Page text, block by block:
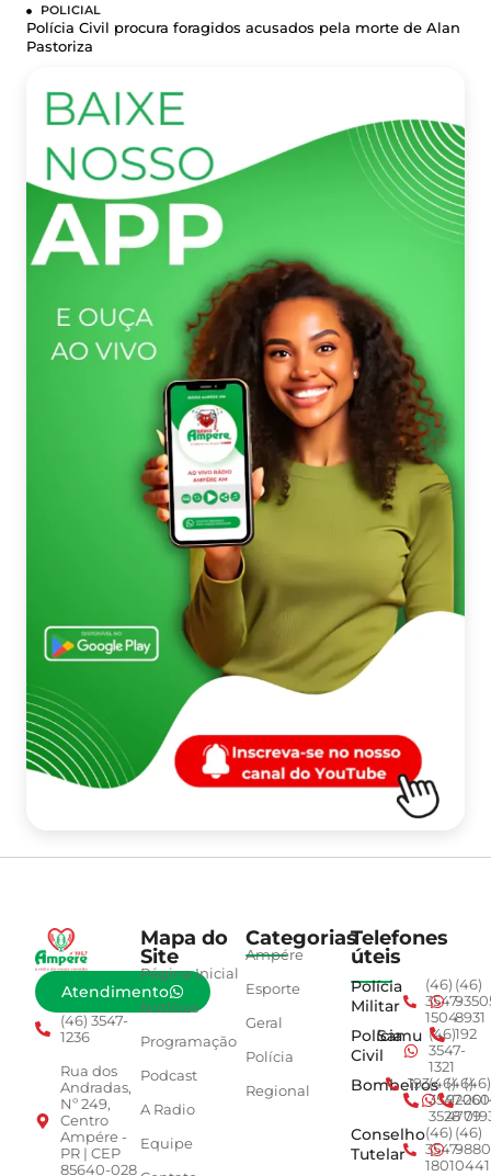
POLICIAL
Polícia Civil procura foragidos acusados pela morte de Alan
Pastoriza
Atendimento
(46) 3547-
1236
Rua dos
Andradas,
Nº 249,
Centro
Ampére -
PR | CEP
85640-028
Mapa do
Site
Página Inicial
Notícias
Programação
Podcast
A Radio
Equipe
Categorias
Ampére
Esporte
Geral
Polícia
Regional
Telefones
úteis
Polícia
Militar
(46)
3547-
1504
(46)
8931
Polícia
Civil
Samu (46)
3547-
1321
192
Bombeiros
193(46)
3547-
3528
(46)
4779
(46)
Conselho
Tutelar
(46)
3547-
1801
(46)
0441